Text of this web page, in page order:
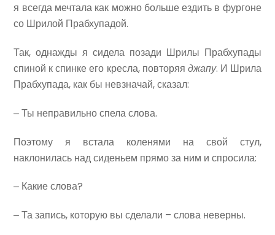
я всегда мечтала как можно больше ездить в фургоне
со Шрилой Прабхупадой.
Так, однажды я сидела позади Шрилы Прабхупады
спиной к спинке его кресла, повторяя джапу. И Шрила
Прабхупада, как бы невзначай, сказал:
‒ Ты неправильно спела слова.
Поэтому я встала коленями на свой стул,
наклонилась над сиденьем прямо за ним и спросила:
‒ Какие слова?
‒ Та запись, которую вы сделали – слова неверны.